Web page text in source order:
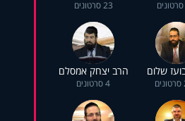
23 סרטונים
שלום הרב יצחק אמסלם
4 סרטונים